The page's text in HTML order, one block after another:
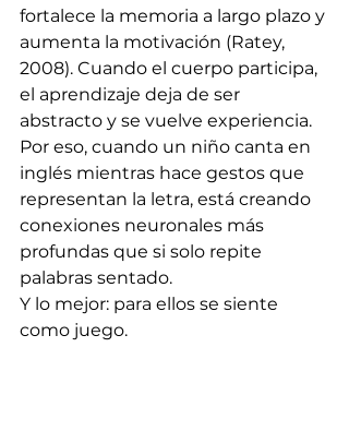
fortalece la memoria a largo plazo y
aumenta la motivación (Ratey,
2008). Cuando el cuerpo participa,
el aprendizaje deja de ser
abstracto y se vuelve experiencia.
Por eso, cuando un niño canta en
inglés mientras hace gestos que
representan la letra, está creando
conexiones neuronales más
profundas que si solo repite
palabras sentado.
Y lo mejor: para ellos se siente
como juego.